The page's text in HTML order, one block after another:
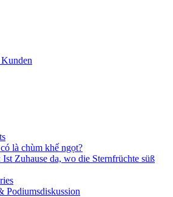
là chùm khế ngọt?
Zuhause da, wo die Sternfrüchte süß
Podiumsdiskussion